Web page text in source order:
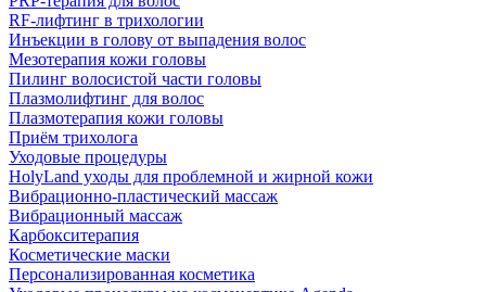
RF-лифтинг в трихологии
Инъекции в голову от выпадения волос
Мезотерапия кожи головы
Пилинг волосистой части головы
Плазмолифтинг для волос
Плазмотерапия кожи головы
Приём трихолога
Уходовые процедуры
HolyLand уходы для проблемной и жирной кожи
Вибрационно-пластический массаж
Вибрационный массаж
Карбокситерапия
Косметические маски
Персонализированная косметика